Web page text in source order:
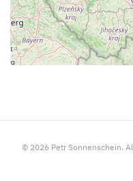
© 2026 Petr Sonnenschein.